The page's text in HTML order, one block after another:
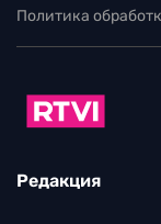
Политика
Редакция